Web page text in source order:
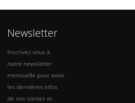
Newsletter
Inscrivez vous à
notre newsletter
mensuelle pour avoir
les dernières infos
de nos sorties et